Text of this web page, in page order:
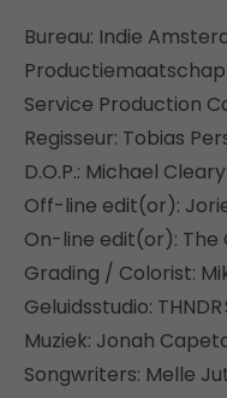
Bureau: Indie
Service Production
Regisseur: Tobias
D.O.P.: Michael Cleary
Off-line edit(or):
On-line edit(or): The
Grading / Colorist:
Geluidsstudio: THNDR
Muziek: Jonah
Songwriters: Melle